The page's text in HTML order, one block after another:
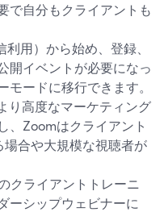
で自分もクライアントも
用）から始め、登録、
開イベントが必要になっ
ードに移行できます。
り高度なマーケティング
、Zoomはクライアント
合や大規模な視聴者が
クライアントトレーニ
ーシップウェビナーに